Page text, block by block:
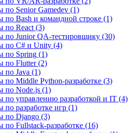
по Senior Gamedev (1)
по Bash и командной строке (1)
по React (3)
по Junior QA-тестировщику (30)
по C# и Unity (4)
по Spring (1)
по Flutter (2)
по Java (1)
по Middle Python-разработке (3)
по Node.js (1)
по управлению разработкой и IT (4)
по разработке игр (1)
по Django (3)
по Fullstack‑разработке (16)